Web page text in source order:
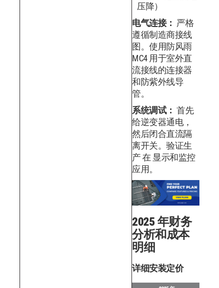
压降）
电气连接： 严格
遵循制造商接线
图。使用防风雨
MC4 用于室外直
流接线的连接器
和防紫外线导
管。
系统调试： 首先
给逆变器通电，
然后闭合直流隔
离开关。验证生
产 在 显示和监控
应用。
2025 年财务
分析和成本
明细
详细安装定价